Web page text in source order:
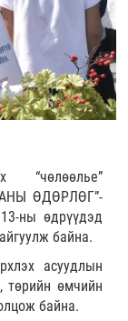
“чөлөөлье”
ӨДӨРЛӨГ”-
ны өдрүүдэд
байна.
асуудлын
төрийн өмчийн
байна.